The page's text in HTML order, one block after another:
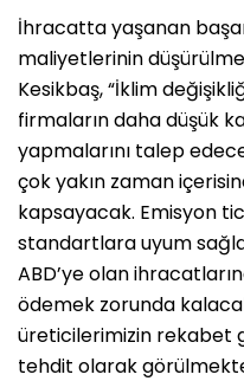
İhracatta yaşanan
maliyetlerinin
Kesikbaş, “İklim
firmaların daha düşük
yapmalarını talep
çok yakın zaman
kapsayacak. Emisyon
standartlara uyum
ABD’ye olan
ödemek zorunda
üreticilerimizin rekabet
tehdit olarak